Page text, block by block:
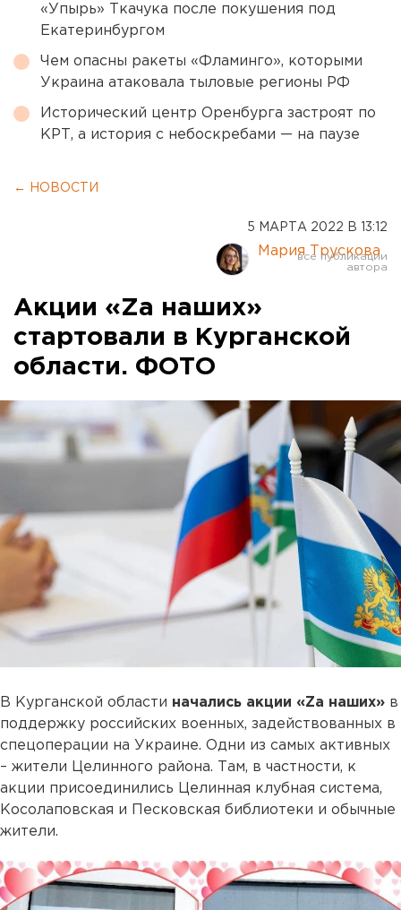
«Упырь» Ткачука после покушения под
Екатеринбургом
Чем опасны ракеты «Фламинго», которыми
Украина атаковала тыловые регионы РФ
Исторический центр Оренбурга застроят по
КРТ, а история с небоскребами — на паузе
← НОВОСТИ
5 МАРТА 2022 В 13:12
Мария Трускова
Акции «Zа наших»
стартовали в Курганской
области. ФОТО
В Курганской области начались акции «Zа наших» в
поддержку российских военных, задействованных в
спецоперации на Украине. Одни из самых активных
– жители Целинного района. Там, в частности, к
акции присоединились Целинная клубная система,
Косолаповская и Песковская библиотеки и обычные
жители.